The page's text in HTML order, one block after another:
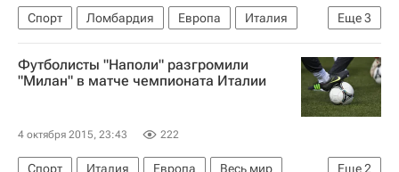
Еще3
Спорт Ломбардия Европа
Италия
Весь мир
Хоаким Родригес
Katusha-Alpecin (велокоманда)
Футболисты "Наполи" разгромили
"Милан" в матче чемпионата Италии
4 октября 2015, 23:43 222
Еще2
Спорт Италия Европа Весь мир